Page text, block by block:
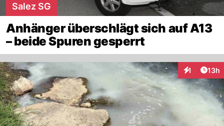
Salez SG
Anhänger überschlägt sich auf A13
– beide Spuren gesperrt
1 13h